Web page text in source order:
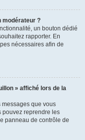
modérateur ?
un bouton dédié
rapporter. En
nécessaires afin de
» affiché lors de la
messages que vous
pouvez reprendre les
panneau de contrôle de